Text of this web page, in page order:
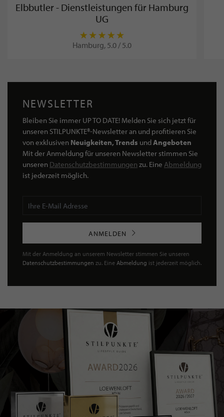
Elbbutler - Dienstleistungen für Hamburg
UG
Hamburg, 5.0 / 5.0
NEWSLETTER
Bleiben Sie immer UP TO DATE! Melden Sie sich jetzt für
unseren STILPUNKTE®-Newsletter an und profitieren Sie
von exklusiven Neuigkeiten, Trends undAngeboten
Mit der Anmeldung für unseren Newsletter stimmen Sie
unseren Datenschutzbestimmungen zu. Eine Abmeldung
ist jederzeit möglich.
ANMELDEN
Mit der Anmeldung an unserem Newsletter stimmen Sie unseren
Datenschutzbestimmungen zu. Eine Abmeldung ist jederzeit möglich.